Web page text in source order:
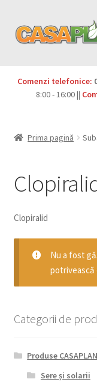
Pesticide
Produse BIO
Igienă publică
Casa și grădina
Sere și solarii
Comenzi telefonice:
8:00 - 16:00 ||
Prima pagină
Clopiralid
Nu a fost
potrivească
Categorii de
Produse
Sere și solarii